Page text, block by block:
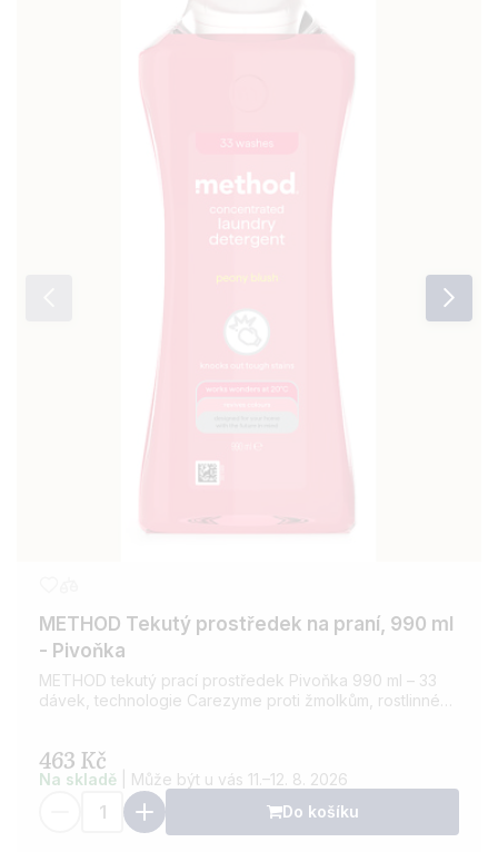
METHOD Tekutý prostředek na praní, 990 ml
- Pivoňka
METHOD tekutý prací prostředek Pivoňka 990 ml – 33
dávek, technologie Carezyme proti žmolkům, rostlinné
463 Kč
Na skladě
| Může být u vás 11.–12. 8. 2026
Do košíku